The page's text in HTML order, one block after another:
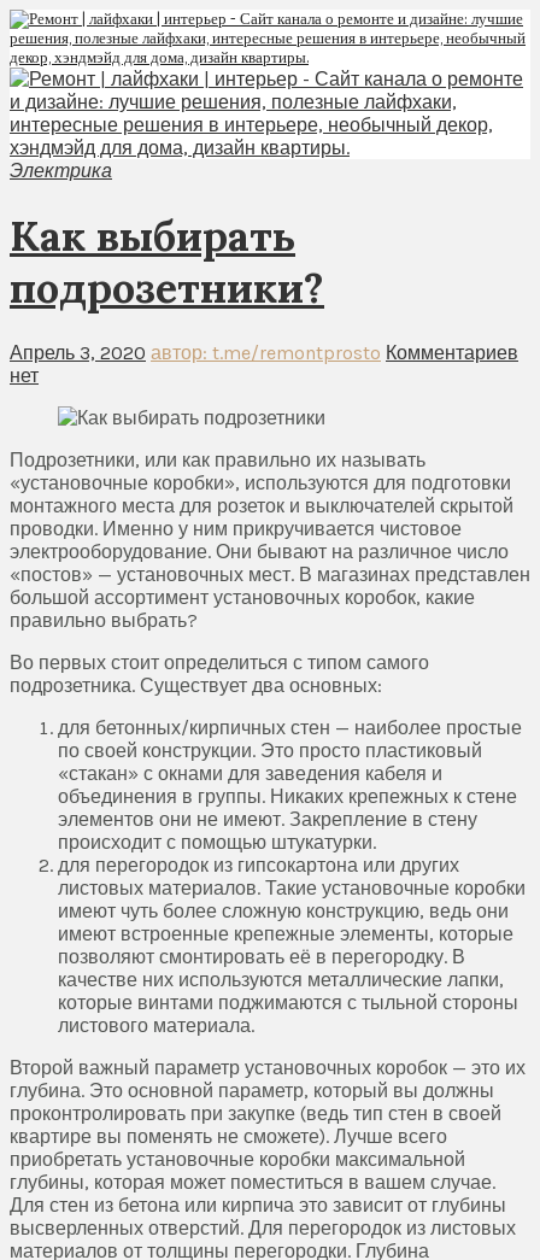
Электрика
Как выбирать
подрозетники?
Апрель 3, 2020 автор: t.me/remontprosto Комментариев
нет
Подрозетники, или как правильно их называть
«установочные коробки», используются для подготовки
монтажного места для розеток и выключателей скрытой
проводки. Именно у ним прикручивается чистовое
электрооборудование. Они бывают на различное число
«постов» — установочных мест. В магазинах представлен
большой ассортимент установочных коробок, какие
правильно выбрать?
Во первых стоит определиться с типом самого
подрозетника. Существует два основных:
для бетонных/кирпичных стен — наиболее простые
по своей конструкции. Это просто пластиковый
«стакан» с окнами для заведения кабеля и
объединения в группы. Никаких крепежных к стене
элементов они не имеют. Закрепление в стену
происходит с помощью штукатурки.
для перегородок из гипсокартона или других
листовых материалов. Такие установочные коробки
имеют чуть более сложную конструкцию, ведь они
имеют встроенные крепежные элементы, которые
позволяют смонтировать её в перегородку. В
качестве них используются металлические лапки,
которые винтами поджимаются с тыльной стороны
листового материала.
Второй важный параметр установочных коробок — это их
глубина. Это основной параметр, который вы должны
проконтролировать при закупке (ведь тип стен в своей
квартире вы поменять не сможете). Лучше всего
приобретать установочные коробки максимальной
глубины, которая может поместиться в вашем случае.
Для стен из бетона или кирпича это зависит от глубины
высверленных отверстий. Для перегородок из листовых
материалов от толщины перегородки. Глубина